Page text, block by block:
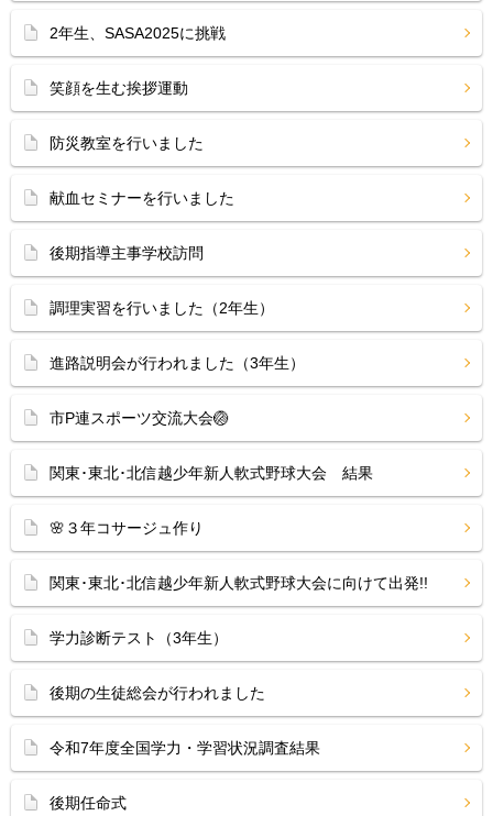
2年生、SASA2025に挑戦
笑顔を生む挨拶運動
防災教室を行いました
献血セミナーを行いました
後期指導主事学校訪問
調理実習を行いました（2年生）
進路説明会が行われました（3年生）
市P連スポーツ交流大会🏐
関東･東北･北信越少年新人軟式野球大会 結果
🌸３年コサージュ作り
関東･東北･北信越少年新人軟式野球大会に向けて出発!!
学力診断テスト（3年生）
後期の生徒総会が行われました
令和7年度全国学力・学習状況調査結果
後期任命式